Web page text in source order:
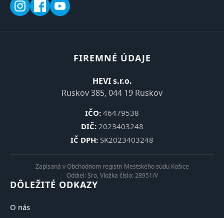
FIREMNÉ ÚDAJE
HEVI s.r.o.
Ruskov 385, 044 19 Ruskov
IČO: 46479538
DIČ:2023403248
IČ DPH: SK2023403248
Zapísaná v Obchodnom registri Mestského súdu Košice
Oddiel: Sro, Vložka číslo: 28951/V
DÔLEŽITÉ ODKAZY
O nás